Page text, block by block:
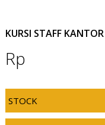
KURSI STAFF
Rp
STOCK